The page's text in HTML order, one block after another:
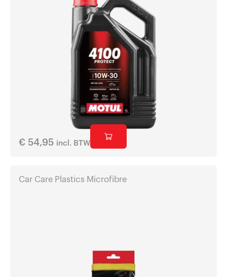
€ 54,95 incl. BTW
Car Care Plastics Microfibre